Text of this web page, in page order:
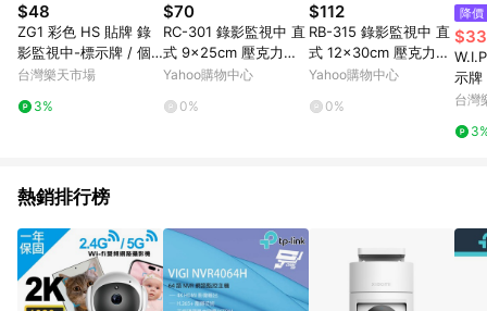
$48
ZG1 彩色 HS 貼牌 錄
影監視中-標示牌 / 個
HS-517【APP滿額下
高1500點)】8/31止
台灣樂天市場
3%
$70
RC-301 錄影監視中 直
式 9x25cm 壓克力標
示牌/指標/標語 附背膠
Yahoo購物中心
0%
$112
RB-315 錄影監視中 直
式 12x30cm 壓克力標
示牌/指標/標語 附背膠
Yahoo購物中心
0%
降價
$33
示牌
滿額
1止
台灣
熱銷排行榜